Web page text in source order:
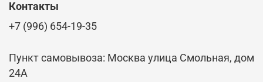
Контакты
+7 (996) 654-19-35
Пункт самовывоза: Москва улица Смольная, дом
24А